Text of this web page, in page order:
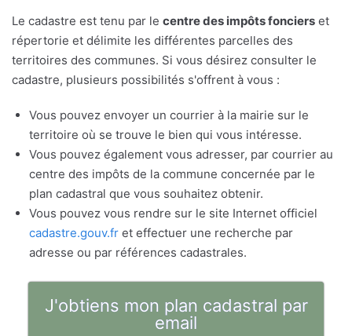
Le cadastre est tenu par le centre des impôts fonciers et
répertorie et délimite les différentes parcelles des
territoires des communes. Si vous désirez consulter le
cadastre, plusieurs possibilités s'offrent à vous :
Vous pouvez envoyer un courrier à la mairie sur le
territoire où se trouve le bien qui vous intéresse.
Vous pouvez également vous adresser, par courrier au
centre des impôts de la commune concernée par le
plan cadastral que vous souhaitez obtenir.
Vous pouvez vous rendre sur le site Internet officiel
cadastre.gouv.fr et effectuer une recherche par
adresse ou par références cadastrales.
J'obtiens mon plan cadastral par
email